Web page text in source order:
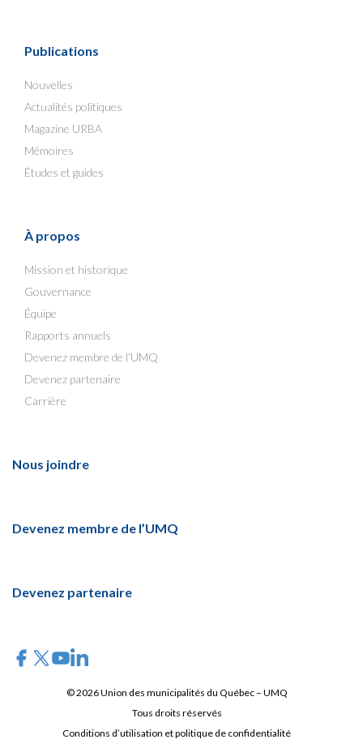
Publications
Nouvelles
Actualités politiques
Magazine URBA
Mémoires
Études et guides
À propos
Mission et historique
Gouvernance
Équipe
Rapports annuels
Devenez membre de l’UMQ
Devenez partenaire
Carrière
Nous joindre
Devenez membre de l’UMQ
Devenez partenaire
© 2026 Union des municipalités du Québec – UMQ
Tous droits réservés
Conditions d’utilisation et politique de confidentialité